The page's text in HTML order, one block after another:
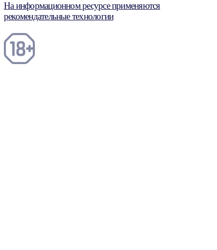
На информационном ресурсе применяются
рекомендательные технологии